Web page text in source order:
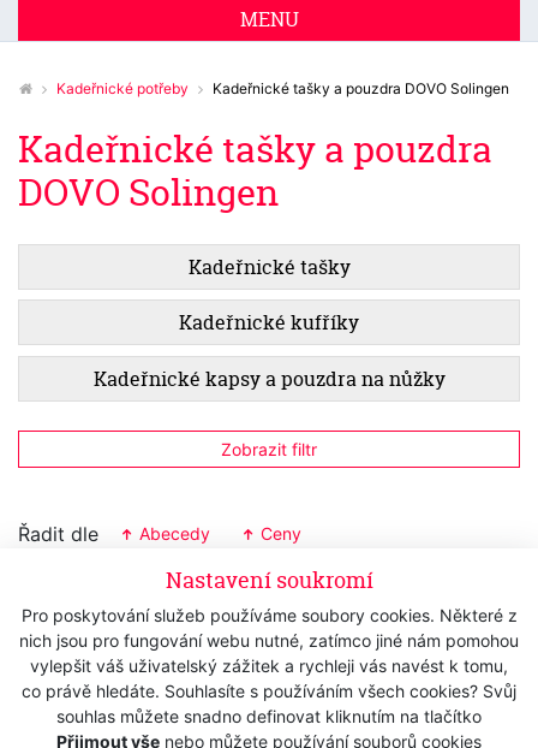
Nastavení soukromí
Pro poskytování služeb používáme soubory cookies. Některé z
nich jsou pro fungování webu nutné, zatímco jiné nám pomohou
vylepšit váš uživatelský zážitek a rychleji vás navést k tomu,
co právě hledáte. Souhlasíte s používáním všech cookies? Svůj
souhlas můžete snadno definovat kliknutím na tlačítko
Přijmout vše nebo můžete používání souborů cookies
MENU
Kadeřnické potřeby Kadeřnické tašky a pouzdra DOVO Solingen
Kadeřnické tašky a pouzdra
DOVO Solingen
Kadeřnické tašky
Kadeřnické kufříky
Kadeřnické kapsy a pouzdra na nůžky
Zobrazit filtr
Řadit dle Abecedy Ceny
Pouzdro DOVO Solingen - kožené s
klipsem
Skladem
395 Kč s DPH
326,45 Kčbez DPH